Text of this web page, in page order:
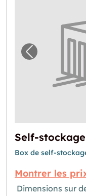
Image
Self-
Box de self-
Montrer les
Dimensions sur